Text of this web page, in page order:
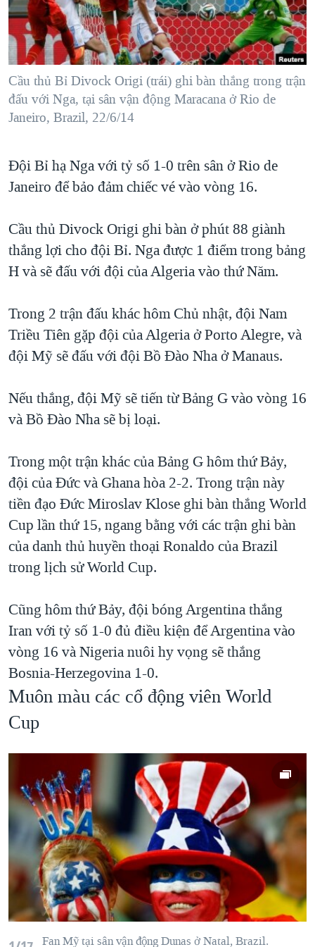
"Tìm"NGƯỜI VIỆT HẢI NGOẠI
ĐỜI SỐNG
KINH TẾ
SỨC KHOẺ
THỂ THAO
GIÁO DỤC
TẠI
HÀNH TRÌNH BẦU CỬ 2024
MỘT NĂM CHIẾN TRANH TẠI DẢI GAZA
GIẢI MÃ VÀNH ĐAI & CON ĐƯỜNG
NGÀY TỊ NẠN THẾ GIỚI
CHI PHÍ CHIẾN TRANH AFGHANISTAN
THƯỢNG ĐỈNH TRUMP-KIM TẠI VIỆT NAM
TRỊNH VĨNH BÌNH VS. CHÍNH PHỦ VIỆT NAM
NGƯ DÂN VIỆT VÀ LÀN SÓNG TRỘM HẢI SÂM
BÊN KIA QUỐC LỘ: TIẾNG VỌNG TỪ NÔNG THÔN MỸ
QUAN HỆ VIỆT MỸ
VIDEO
NGHE
MẠNG XÃ HỘI
Cầu thủ Bỉ Divock Origi (trái) ghi bàn thắng trong trận
đấu với Nga, tại sân vận động Maracana ở Rio de
Janeiro, Brazil, 22/6/14
Đội Bỉ hạ Nga với tỷ số 1-0 trên sân ở Rio de
Janeiro để bảo đảm chiếc vé vào vòng 16.
Cầu thủ Divock Origi ghi bàn ở phút 88 giành
thắng lợi cho đội Bỉ. Nga được 1 điểm trong bảng
H và sẽ đấu với đội của Algeria vào thứ Năm.
Trong 2 trận đấu khác hôm Chủ nhật, đội Nam
Triều Tiên gặp đội của Algeria ở Porto Alegre, và
đội Mỹ sẽ đấu với đội Bồ Đào Nha ở Manaus.
Nếu thắng, đội Mỹ sẽ tiến từ Bảng G vào vòng 16
và Bồ Đào Nha sẽ bị loại.
Trong một trận khác của Bảng G hôm thứ Bảy,
đội của Đức và Ghana hòa 2-2. Trong trận này
tiền đạo Đức Miroslav Klose ghi bàn thắng World
Cup lần thứ 15, ngang bằng với các trận ghi bàn
của danh thủ huyền thoại Ronaldo của Brazil
trong lịch sử World Cup.
Cũng hôm thứ Bảy, đội bóng Argentina thắng
Iran với tỷ số 1-0 đủ điều kiện để Argentina vào
vòng 16 và Nigeria nuôi hy vọng sẽ thắng
Bosnia-Herzegovina 1-0.
Muôn màu các cổ động viên World
Cup
Fan Mỹ tại sân vận động Dunas ở Natal, Brazil.